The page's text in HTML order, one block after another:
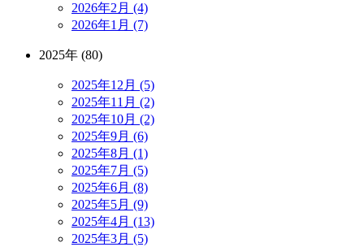
2026年2月 (4)
2026年1月 (7)
2025年 (80)
2025年12月 (5)
2025年11月 (2)
2025年10月 (2)
2025年9月 (6)
2025年8月 (1)
2025年7月 (5)
2025年6月 (8)
2025年5月 (9)
2025年4月 (13)
2025年3月 (5)